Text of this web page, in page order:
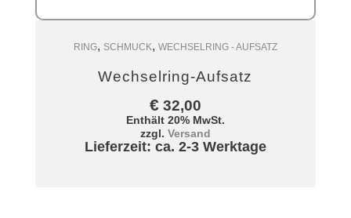
Zum Warenkorb
RING, SCHMUCK, WECHSELRING - AUFSATZ
Wechselring-Aufsatz
€32,00
Enthält 20% MwSt.
zzgl. Versand
Lieferzeit: ca. 2-3 Werktage